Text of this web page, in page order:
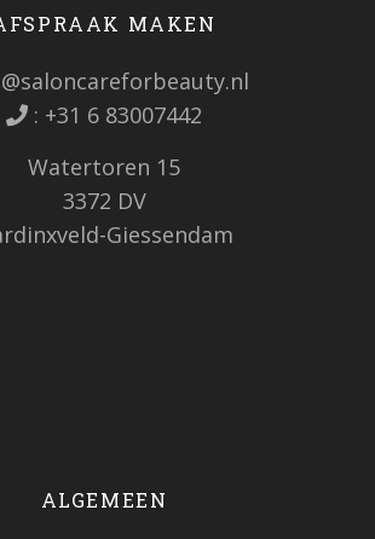
MAKEN
: +31 6 83007442
Watertoren 15
3372 DV
Giessendam
ALGEMEEN